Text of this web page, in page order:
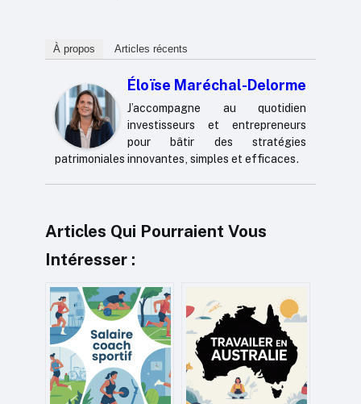
À propos Articles récents
Éloïse Maréchal-Delorme
J’accompagne au quotidien
investisseurs et entrepreneurs
pour bâtir des stratégies
patrimoniales innovantes, simples et efficaces.
Articles Qui Pourraient Vous
Intéresser :